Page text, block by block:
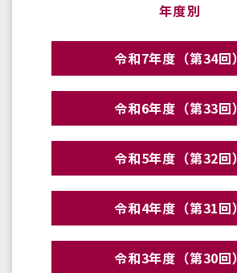
年度別
令和7年度（第34回）
令和6年度（第33回）
令和5年度（第32回）
令和4年度（第31回）
令和3年度（第30回）